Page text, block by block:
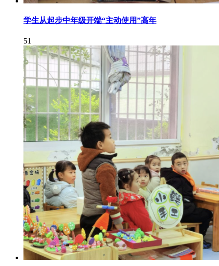
学生从起步中年级开端“主动使用”高年
51